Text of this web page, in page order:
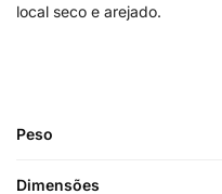
local seco e arejado.
Peso
Dimensões